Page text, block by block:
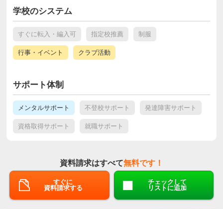
学校のシステム
すぐに転入・編入可 指定校推薦 制服
行事・イベント クラブ活動
サポート体制
メンタルサポート 不登校サポート 発達障害サポート
資格取得サポート 就職サポート
資料請求はすべて無料です！
すぐに
資料請求する
チェックして
リストに追加